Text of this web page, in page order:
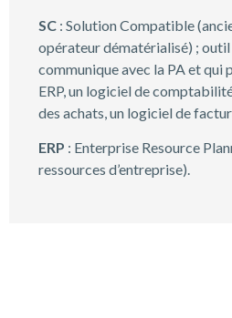
SC : Solution Compatible
opérateur dématérialisé) ;
communique avec la PA et qui
ERP, un logiciel de
des achats, un logiciel de
ERP : Enterprise Resource
ressources d’entreprise).